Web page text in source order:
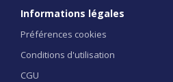
Informations légales
Préférences cookies
Conditions d'utilisation
CGU